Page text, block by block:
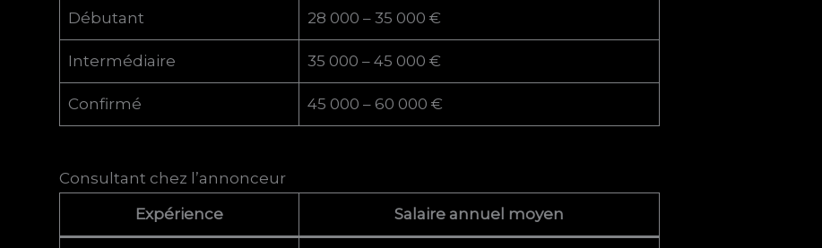
Débutant 28 000 – 35 000 €
Intermédiaire 35 000 – 45 000 €
Confirmé 45 000 – 60 000 €
Consultant chez l’annonceur
Expérience
Salaire annuel moyen